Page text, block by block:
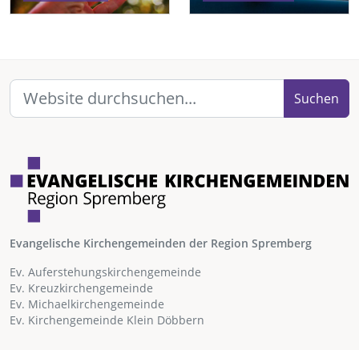
Suchen
Evangelische Kirchengemeinden der Region Spremberg
Ev. Auferstehungskirchengemeinde
Ev. Kreuzkirchengemeinde
Ev. Michaelkirchengemeinde
Ev. Kirchengemeinde Klein Döbbern